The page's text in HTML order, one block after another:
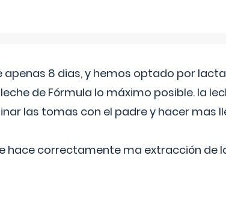
apenas 8 dias, y hemos optado por
de Fórmula lo máximo posible. la
las tomas con el padre y hacer mas
hace correctamente ma extracción de